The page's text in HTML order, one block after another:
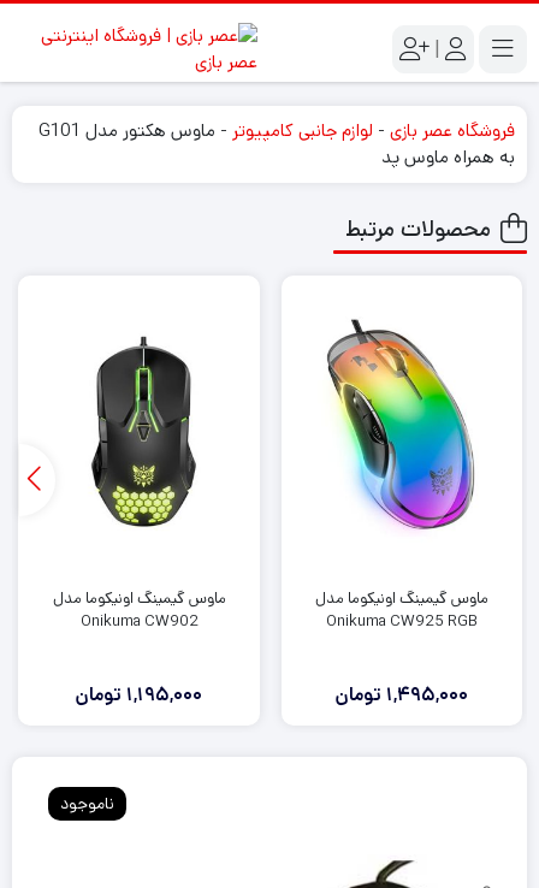
|
فروشگاه عصر بازی - لوازم جانبی کامپیوتر -
ماوس هکتور مدل G101
به همراه ماوس پد
محصولات مرتبط
ماوس گیمینگ اونیکوما مدل
Onikuma CW925 RGB
1,495,000 تومان
ماوس گیمینگ اونیکوما مدل
Onikuma CW902
1,195,000 تومان
ناموجود